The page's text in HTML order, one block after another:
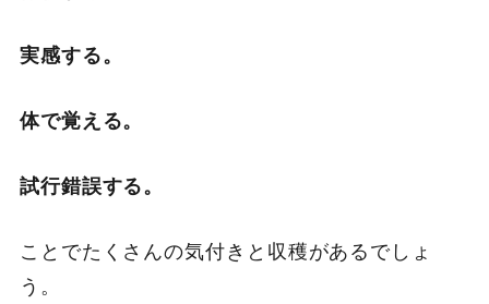
実感する。
体で覚える。
試行錯誤する。
ことでたくさんの気付きと収穫があるでしょ
う。